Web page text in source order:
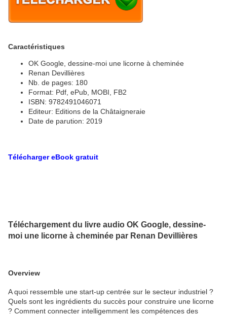
Caractéristiques
OK Google, dessine-moi une licorne à cheminée
Renan Devillières
Nb. de pages: 180
Format: Pdf, ePub, MOBI, FB2
ISBN: 9782491046071
Editeur: Editions de la Châtaigneraie
Date de parution: 2019
Télécharger eBook gratuit
Téléchargement du livre audio OK Google, dessine-
moi une licorne à cheminée par Renan Devillières
Overview
A quoi ressemble une start-up centrée sur le secteur industriel ?
Quels sont les ingrédients du succès pour construire une licorne
? Comment connecter intelligemment les compétences des